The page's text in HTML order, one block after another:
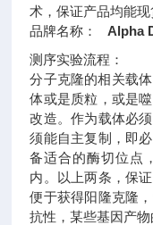
术，保证产品均能现
品牌名称：Alpha
测序实验流程：
分子克隆的相关载
体或是质粒，或是
改造。作为载体必
须能自主复制，即
备适合的酶切位点
内。以上两条，保
便于获得阳隆克隆
抗性，某些基因产物